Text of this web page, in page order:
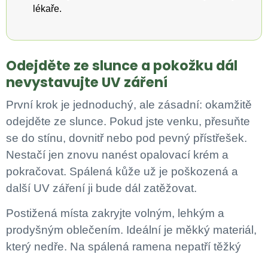
lékaře.
Odejděte ze slunce a pokožku dál
nevystavujte UV záření
První krok je jednoduchý, ale zásadní: okamžitě
odejděte ze slunce. Pokud jste venku, přesuňte
se do stínu, dovnitř nebo pod pevný přístřešek.
Nestačí jen znovu nanést opalovací krém a
pokračovat. Spálená kůže už je poškozená a
další UV záření ji bude dál zatěžovat.
Postižená místa zakryjte volným, lehkým a
prodyšným oblečením. Ideální je měkký materiál,
který nedře. Na spálená ramena nepatří těžký